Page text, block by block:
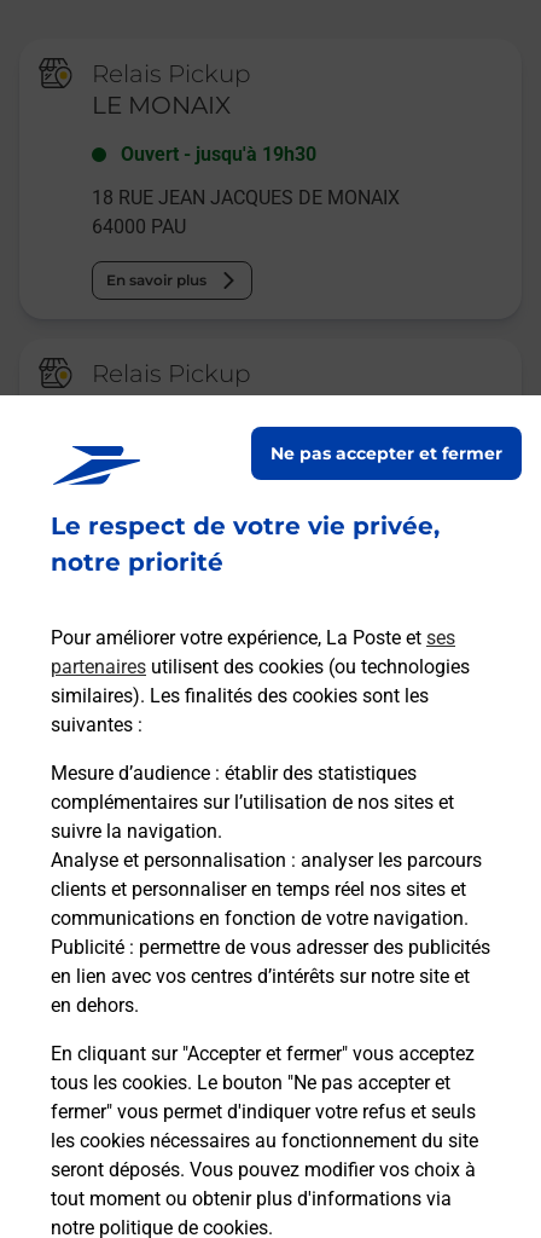
Le respect de votre vie privée,
notre priorité
Pour améliorer votre expérience, La Poste et ses
partenaires utilisent des cookies (ou technologies
similaires). Les finalités des cookies sont les
suivantes :
Mesure d’audience : établir des statistiques
complémentaires sur l’utilisation de nos sites et
suivre la navigation.
Analyse et personnalisation : analyser les parcours
clients et personnaliser en temps réel nos sites et
communications en fonction de votre navigation.
Publicité : permettre de vous adresser des publicités
en lien avec vos centres d’intérêts sur notre site et
en dehors.
En cliquant sur "Accepter et fermer" vous acceptez
tous les cookies. Le bouton "Ne pas accepter et
fermer" vous permet d'indiquer votre refus et seuls
les cookies nécessaires au fonctionnement du site
seront déposés. Vous pouvez modifier vos choix à
tout moment ou obtenir plus d'informations via
notre politique de cookies.
Ne pas accepter et fermer
Relais Pickup
LE MONAIX
Ouvert - jusqu'à 19h30
18 RUE JEAN JACQUES DE MONAIX
64000 PAU
En savoir plus
Relais Pickup
CONSIGNE PICKUP TABAC LE
jusqu'à 19h30
20 RUE JEAN JACQUES DE MONAIX
64000 PAU
Malin !
La Poste
en ligne
Ouvert 24h/24
En savoir plus
Pyrénées Atlantiques
TABAC EDOUARD VII